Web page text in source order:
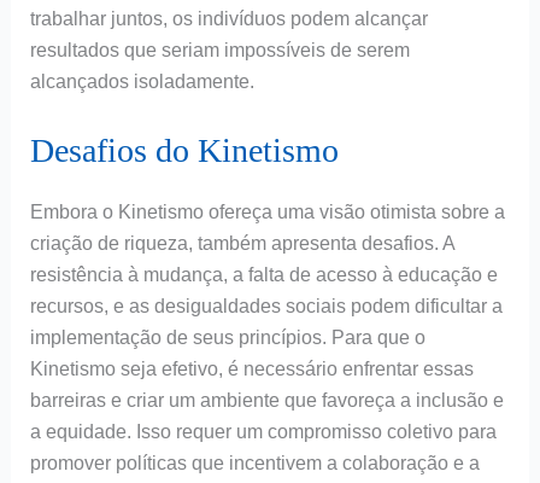
trabalhar juntos, os indivíduos podem alcançar
resultados que seriam impossíveis de serem
alcançados isoladamente.
Desafios do Kinetismo
Embora o Kinetismo ofereça uma visão otimista sobre a
criação de riqueza, também apresenta desafios. A
resistência à mudança, a falta de acesso à educação e
recursos, e as desigualdades sociais podem dificultar a
implementação de seus princípios. Para que o
Kinetismo seja efetivo, é necessário enfrentar essas
barreiras e criar um ambiente que favoreça a inclusão e
a equidade. Isso requer um compromisso coletivo para
promover políticas que incentivem a colaboração e a